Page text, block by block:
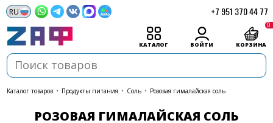
+7 951 370 44 77
КАТАЛОГ ВОЙТИ КОРЗИНА
0
каталог товаров • Продукты питания • Соль • Розовая гималайская соль
РОЗОВАЯ ГИМАЛАЙСКАЯ СОЛЬ